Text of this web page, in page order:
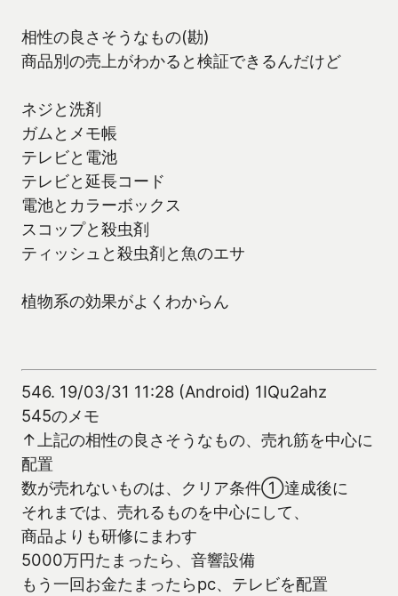
相性の良さそうなもの(勘)
商品別の売上がわかると検証できるんだけど
ネジと洗剤
ガムとメモ帳
テレビと電池
テレビと延長コード
電池とカラーボックス
スコップと殺虫剤
ティッシュと殺虫剤と魚のエサ
植物系の効果がよくわからん
546. 19/03/31 11:28 (Android) 1IQu2ahz
545のメモ
↑上記の相性の良さそうなもの、売れ筋を中心に
配置
数が売れないものは、クリア条件①達成後に
それまでは、売れるものを中心にして、
商品よりも研修にまわす
5000万円たまったら、音響設備
もう一回お金たまったらpc、テレビを配置